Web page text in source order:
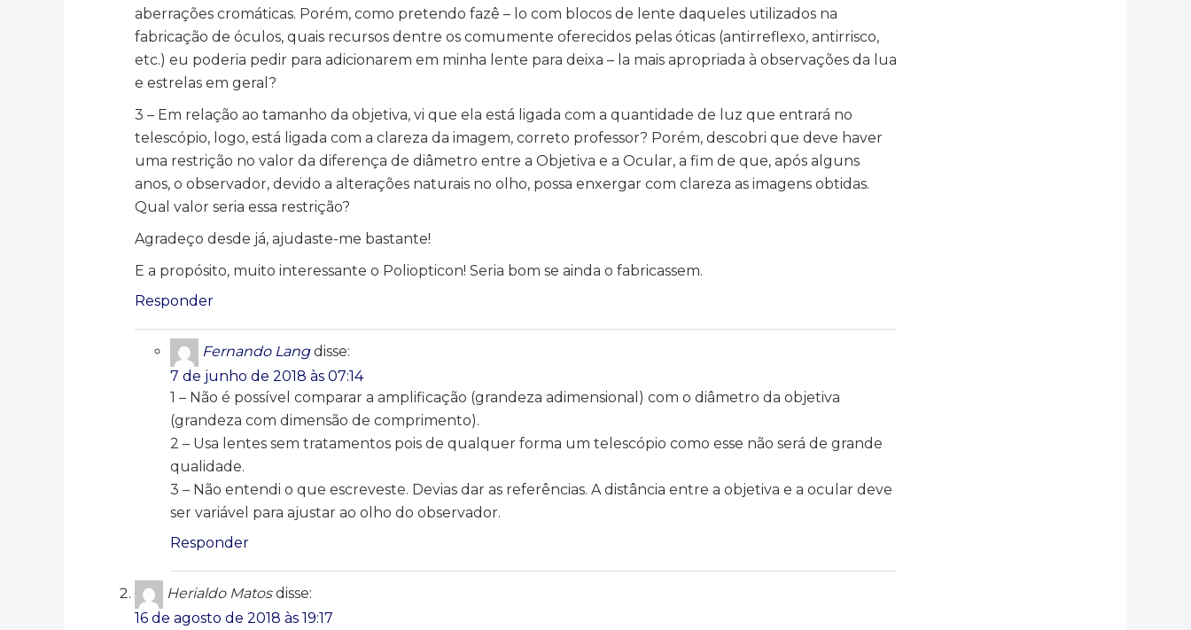
aberrações cromáticas. Porém, como pretendo fazê – lo com blocos de lente daqueles utilizados na
fabricação de óculos, quais recursos dentre os comumente oferecidos pelas óticas (antirreflexo, antirrisco,
etc.) eu poderia pedir para adicionarem em minha lente para deixa – la mais apropriada à observações da lua
e estrelas em geral?
3 – Em relação ao tamanho da objetiva, vi que ela está ligada com a quantidade de luz que entrará no
telescópio, logo, está ligada com a clareza da imagem, correto professor? Porém, descobri que deve haver
uma restrição no valor da diferença de diâmetro entre a Objetiva e a Ocular, a fim de que, após alguns
anos, o observador, devido a alterações naturais no olho, possa enxergar com clareza as imagens obtidas.
Qual valor seria essa restrição?
Agradeço desde já, ajudaste-me bastante!
E a propósito, muito interessante o Poliopticon! Seria bom se ainda o fabricassem.
Responder
Fernando Lang disse:
7 de junho de 2018 às 07:14
1 – Não é possível comparar a amplificação (grandeza adimensional) com o diâmetro da objetiva
(grandeza com dimensão de comprimento).
2 – Usa lentes sem tratamentos pois de qualquer forma um telescópio como esse não será de grande
qualidade.
3 – Não entendi o que escreveste. Devias dar as referências. A distância entre a objetiva e a ocular deve
ser variável para ajustar ao olho do observador.
Responder
Herialdo Matos disse:
16 de agosto de 2018 às 19:17